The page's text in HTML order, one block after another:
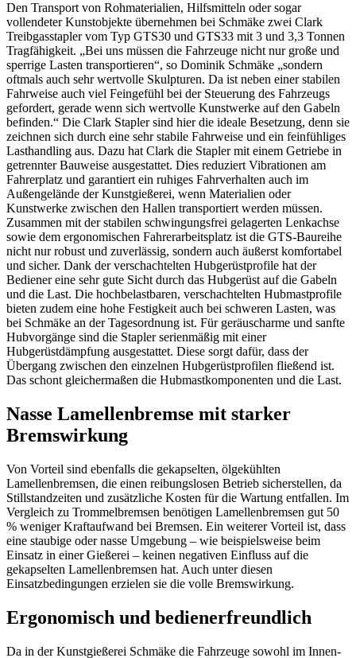
Den Transport von Rohmaterialien, Hilfsmitteln oder sogar
vollendeter Kunstobjekte übernehmen bei Schmäke zwei Clark
Treibgasstapler vom Typ GTS30 und GTS33 mit 3 und 3,3 Tonnen
Tragfähigkeit. „Bei uns müssen die Fahrzeuge nicht nur große und
sperrige Lasten transportieren“, so Dominik Schmäke „sondern
oftmals auch sehr wertvolle Skulpturen. Da ist neben einer stabilen
Fahrweise auch viel Feingefühl bei der Steuerung des Fahrzeugs
gefordert, gerade wenn sich wertvolle Kunstwerke auf den Gabeln
befinden.“ Die Clark Stapler sind hier die ideale Besetzung, denn sie
zeichnen sich durch eine sehr stabile Fahrweise und ein feinfühliges
Lasthandling aus. Dazu hat Clark die Stapler mit einem Getriebe in
getrennter Bauweise ausgestattet. Dies reduziert Vibrationen am
Fahrerplatz und garantiert ein ruhiges Fahrverhalten auch im
Außengelände der Kunstgießerei, wenn Materialien oder
Kunstwerke zwischen den Hallen transportiert werden müssen.
Zusammen mit der stabilen schwingungsfrei gelagerten Lenkachse
sowie dem ergonomischen Fahrerarbeitsplatz ist die GTS-Baureihe
nicht nur robust und zuverlässig, sondern auch äußerst komfortabel
und sicher. Dank der verschachtelten Hubgerüstprofile hat der
Bediener eine sehr gute Sicht durch das Hubgerüst auf die Gabeln
und die Last. Die hochbelastbaren, verschachtelten Hubmastprofile
bieten zudem eine hohe Festigkeit auch bei schweren Lasten, was
bei Schmäke an der Tagesordnung ist. Für geräuscharme und sanfte
Hubvorgänge sind die Stapler serienmäßig mit einer
Hubgerüstdämpfung ausgestattet. Diese sorgt dafür, dass der
Übergang zwischen den einzelnen Hubgerüstprofilen fließend ist.
Das schont gleichermaßen die Hubmastkomponenten und die Last.
Nasse Lamellenbremse mit starker
Bremswirkung
Von Vorteil sind ebenfalls die gekapselten, ölgekühlten
Lamellenbremsen, die einen reibungslosen Betrieb sicherstellen, da
Stillstandzeiten und zusätzliche Kosten für die Wartung entfallen. Im
Vergleich zu Trommelbremsen benötigen Lamellenbremsen gut 50
% weniger Kraftaufwand bei Bremsen. Ein weiterer Vorteil ist, dass
eine staubige oder nasse Umgebung – wie beispielsweise beim
Einsatz in einer Gießerei – keinen negativen Einfluss auf die
gekapselten Lamellenbremsen hat. Auch unter diesen
Einsatzbedingungen erzielen sie die volle Bremswirkung.
Ergonomisch und bedienerfreundlich
Da in der Kunstgießerei Schmäke die Fahrzeuge sowohl im Innen-